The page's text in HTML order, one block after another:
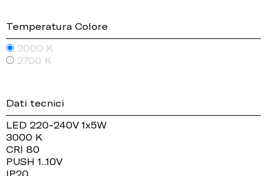
Temperatura Colore
3000 K
2700 K
Dati tecnici
LED 220-240V 1x5W
3000 K
CRI 80
PUSH 1..10V
IP20